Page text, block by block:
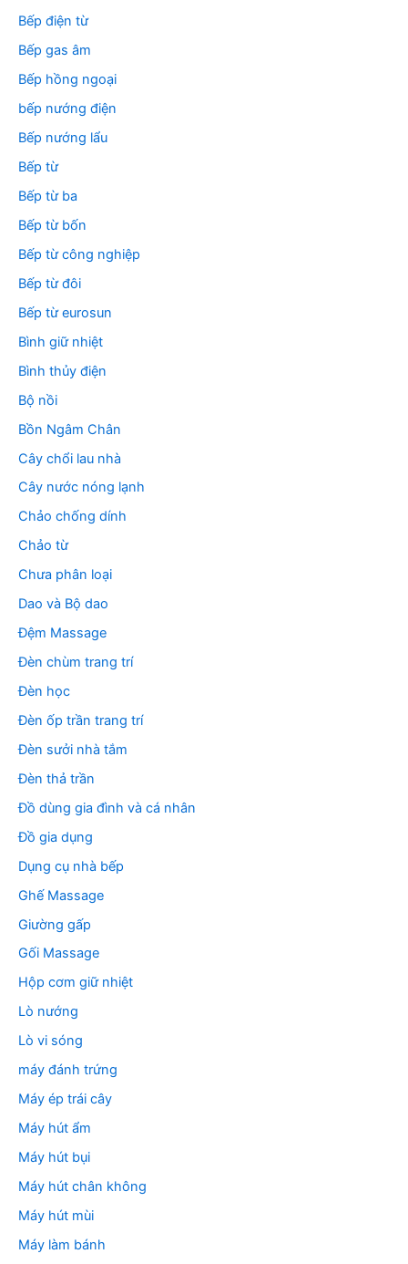
Bếp điện từ
Bếp gas âm
Bếp hồng ngoại
bếp nướng điện
Bếp nướng lẩu
Bếp từ
Bếp từ ba
Bếp từ bốn
Bếp từ công nghiệp
Bếp từ đôi
Bếp từ eurosun
Bình giữ nhiệt
Bình thủy điện
Bộ nồi
Bồn Ngâm Chân
Cây chổi lau nhà
Cây nước nóng lạnh
Chảo chống dính
Chảo từ
Chưa phân loại
Dao và Bộ dao
Đệm Massage
Đèn chùm trang trí
Đèn học
Đèn ốp trần trang trí
Đèn sưởi nhà tắm
Đèn thả trần
Đồ dùng gia đình và cá nhân
Đồ gia dụng
Dụng cụ nhà bếp
Ghế Massage
Giường gấp
Gối Massage
Hộp cơm giữ nhiệt
Lò nướng
Lò vi sóng
máy đánh trứng
Máy ép trái cây
Máy hút ẩm
Máy hút bụi
Máy hút chân không
Máy hút mùi
Máy làm bánh